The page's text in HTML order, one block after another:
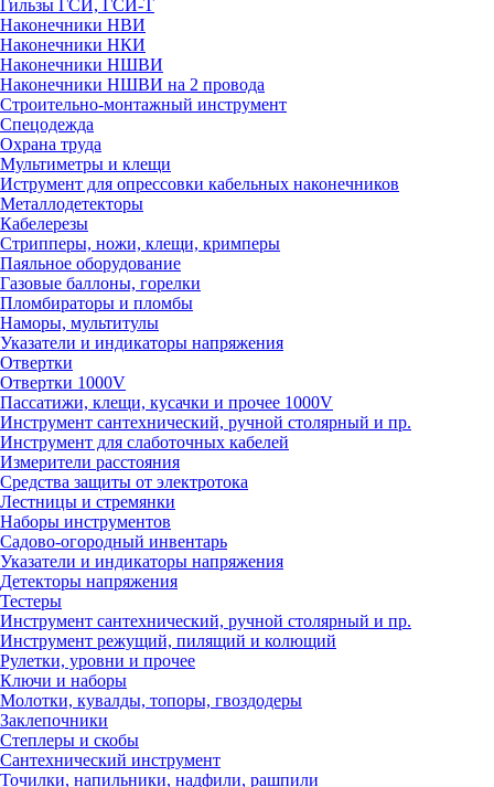
Гильзы ГСИ, ГСИ-Т
Наконечники НВИ
Наконечники НКИ
Наконечники НШВИ
Наконечники НШВИ на 2 провода
Строительно-монтажный инструмент
Спецодежда
Охрана труда
Мультиметры и клещи
Иструмент для опрессовки кабельных наконечников
Металлодетекторы
Кабелерезы
Стрипперы, ножи, клещи, кримперы
Паяльное оборудование
Газовые баллоны, горелки
Пломбираторы и пломбы
Наморы, мультитулы
Указатели и индикаторы напряжения
Отвертки
Отвертки 1000V
Пассатижи, клещи, кусачки и прочее 1000V
Инструмент сантехнический, ручной столярный и пр.
Инструмент для слаботочных кабелей
Измерители расстояния
Средства защиты от электротока
Лестницы и стремянки
Наборы инструментов
Садово-огородный инвентарь
Указатели и индикаторы напряжения
Детекторы напряжения
Тестеры
Инструмент сантехнический, ручной столярный и пр.
Инструмент режущий, пилящий и колющий
Рулетки, уровни и прочее
Ключи и наборы
Молотки, кувалды, топоры, гвоздодеры
Заклепочники
Степлеры и скобы
Сантехнический инструмент
Точилки, напильники, надфили, рашпили